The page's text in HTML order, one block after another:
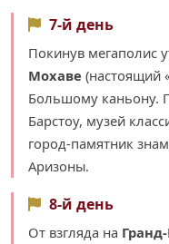
7-й день
Покинув мегаполис
Мохаве (настоящий
Большому каньону.
Барстоу, музей
город-памятник
Аризоны.
8-й день
От взгляда на